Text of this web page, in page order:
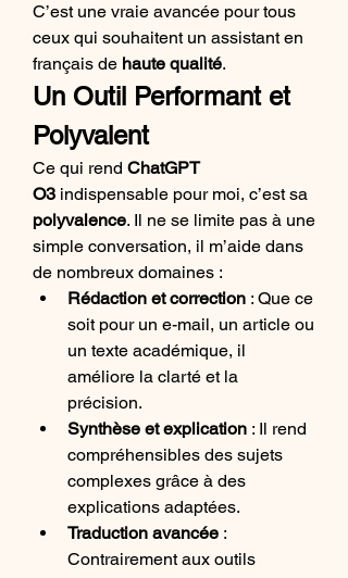
C’est une vraie avancée pour tous
ceux qui souhaitent un assistant en
français de haute qualité.
Un Outil Performant et
Polyvalent
Ce qui rend ChatGPT
O3
polyvalence. Il ne se limite pas à une
simple conversation, il m’aide dans
de nombreux domaines :
Rédaction et correction : Que ce
soit pour un e-mail, un article ou
un texte académique, il
améliore la clarté et la
précision.
Synthèse et explication : Il rend
compréhensibles des sujets
complexes grâce à des
explications adaptées.
Traduction avancée :
Contrairement aux outils